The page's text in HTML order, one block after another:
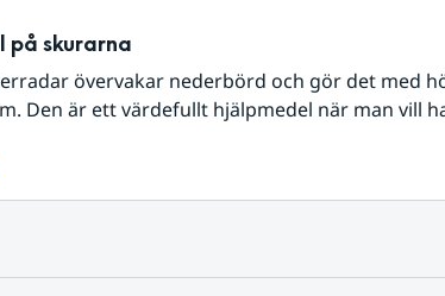
på skurarna
övervakar nederbörd och gör det med
Den är ett värdefullt hjälpmedel när man vill